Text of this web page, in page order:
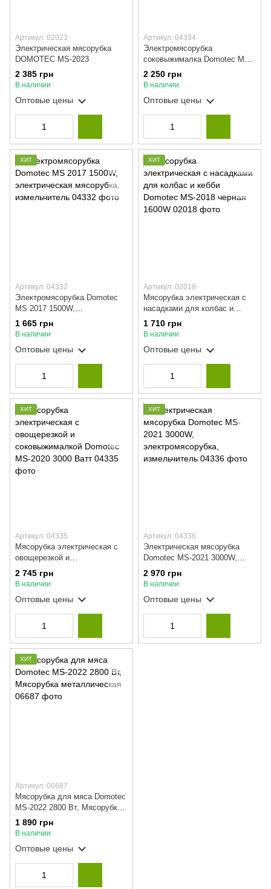
Артикул: 02023
Электрическая мясорубка
DOMOTEC MS-2023
2 385 грн
В наличии
Оптовые цены
Артикул: 04334
Электромясорубка
соковыжималка Domotec MS-
2019 2400W, электрическая
мясорубка, измельчитель
2 250 грн
В наличии
Оптовые цены
ХИТ
Артикул: 04332
Электромясорубка Domotec
MS 2017 1500W,
электрическая мясорубка,
измельчитель
1 665 грн
В наличии
Оптовые цены
ХИТ
Артикул: 02018
Мясорубка электрическая с
насадками для колбас и
кебби Domotec MS-2018
черная 1600W
1 710 грн
В наличии
Оптовые цены
ХИТ
Артикул: 04335
Мясорубка электрическая с
овощерезкой и
соковыжималкой Domotec
MS-2020 3000 Ватт
2 745 грн
В наличии
Оптовые цены
ХИТ
Артикул: 04336
Электрическая мясорубка
Domotec MS-2021 3000W,
электромясорубка,
измельчитель
2 970 грн
В наличии
Оптовые цены
ХИТ
Артикул: 06687
Мясорубка для мяса Domotec
MS-2022 2800 Вт, Мясорубка
металлическая
1 890 грн
В наличии
Оптовые цены